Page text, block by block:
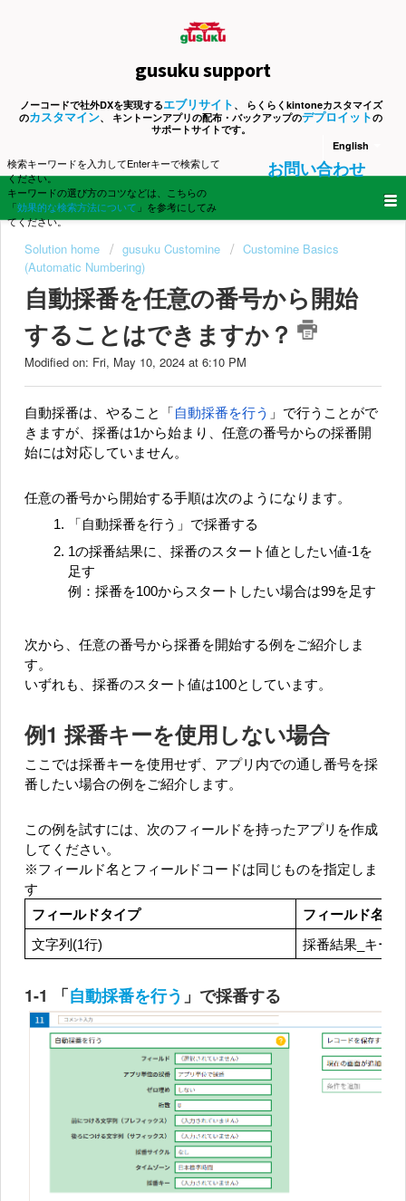
gusuku support
ノーコードで社外DXを実現するエブリサイト 、 らくらくkintoneカスタマイズ
のカスタマイン、 キントーンアプリの配布・バックアップのデプロイットの
サポートサイトです。
English
検索キーワードを入力してEnterキーで検索して
ください。
キーワードの選び方のコツなどは、こちらの
「効果的な検索方法について 」を参考にしてみ
てください。
お問い合わせ
Solution home gusuku Customine
Customine Basics
(Automatic Numbering)
自動採番を任意の番号から開始
することはできますか？
Modified on: Fri, May 10, 2024 at 6:10 PM
自動採番は、やること「 自動採番を行う 」で行うことがで
きますが、採番は1から始まり、任意の番号からの採番開
始には対応していません。
任意の番号から開始する手順は次のようになります。
「自動採番を行う」で採番する
1の採番結果に、採番のスタート値としたい値-1を
足す
例：採番を100からスタートしたい場合は99を足す
次から、任意の番号から採番を開始する例をご紹介しま
す。
いずれも、採番のスタート値は100としています。
例1 採番キーを使用しない場合
ここでは採番キーを使用せず、アプリ内での通し番号を採
番したい場合の例をご紹介します。
この例を試すには、次のフィールドを持ったアプリを作成
してください。
※フィールド名とフィールドコードは同じものを指定しま
す
フィールドタイプ
フィールド名
文字列(1行) 採番結果_キー
1-1 「自動採番を行う 」で採番する